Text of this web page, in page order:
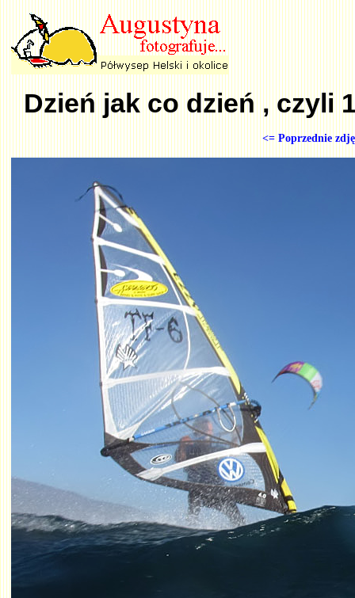
Dzień jak co dzień , czyli
<= Poprzednie